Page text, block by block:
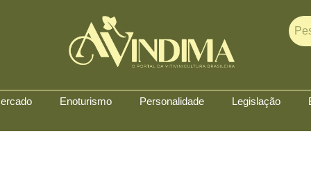
Enoturismo Personalidade Legislação